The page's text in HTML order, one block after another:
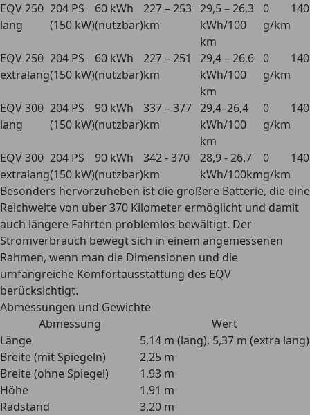
EQV 250
lang
204 PS
(150 kW)
60 kWh
(nutzbar)
227 – 253
km
29,5 – 26,3
kWh/100
km
0
g/km
EQV 250
extralang
204 PS
(150 kW)
60 kWh
(nutzbar)
227 – 251
km
29,4 – 26,6
kWh/100
km
0
g/km
EQV 300
lang
204 PS
(150 kW)
90 kWh
(nutzbar)
337 – 377
km
29,4–26,4
kWh/100
km
0
g/km
EQV 300
extralang
204 PS
(150 kW)
90 kWh
(nutzbar)
342 - 370
km
28,9 - 26,7
kWh/100km
0
g/km
Besonders hervorzuheben ist die größere Batterie, die eine
Reichweite von über 370 Kilometer ermöglicht und damit
auch längere Fahrten problemlos bewältigt. Der
Stromverbrauch bewegt sich in einem angemessenen
Rahmen, wenn man die Dimensionen und die
umfangreiche Komfortausstattung des EQV
berücksichtigt.
Abmessungen und Gewichte
Abmessung
Wert
Länge
5,14 m (lang), 5,37 m (extra lang)
Breite (mit Spiegeln)
2,25 m
Breite (ohne Spiegel)
1,93 m
Höhe
1,91 m
Radstand
3,20 m